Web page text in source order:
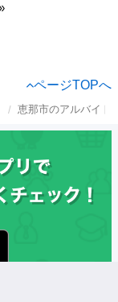
ページTOPへ
恵那市のアルバイト